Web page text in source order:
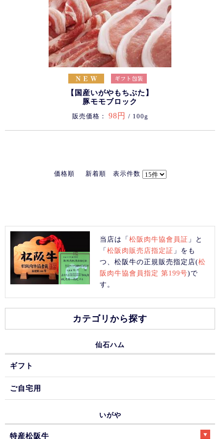
【国産いがやもちぶた】
豚モモブロック
販売価格： 98円 / 100g
価格順 新着順 表示件数
当店は「松阪肉牛協會員証 」と
「松阪肉販売店指定証 」をも
つ、松阪牛の正規販売指定店(松
阪肉牛協會員指定 第199号)で
す。
カテゴリから探す
仙石ハム
ギフト
ご自宅用
いがや
特産松阪牛